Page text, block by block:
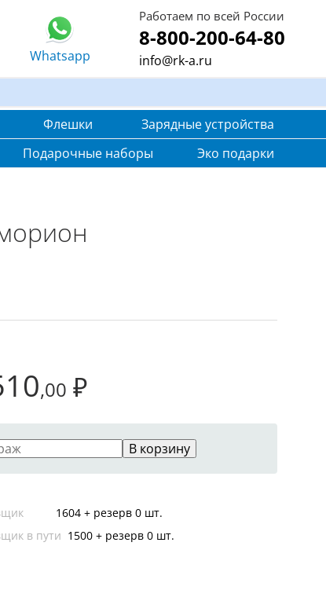
Whatsapp
Работаем по всей России
8-800-200-64-80
info@rk-a.ru
Флешки
Зарядные устройства
Подарочные наборы Эко подарки
,00 ₽
В корзину
1604 + резерв 0 шт.
в пути 1500 + резерв 0 шт.